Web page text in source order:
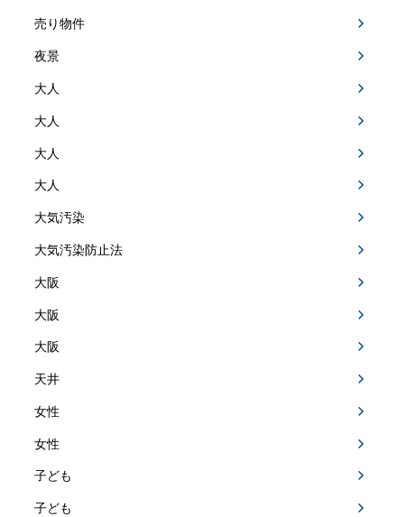
売り物件
夜景
大人
大人
大人
大人
大気汚染
大気汚染防止法
大阪
大阪
大阪
天井
女性
女性
子ども
子ども